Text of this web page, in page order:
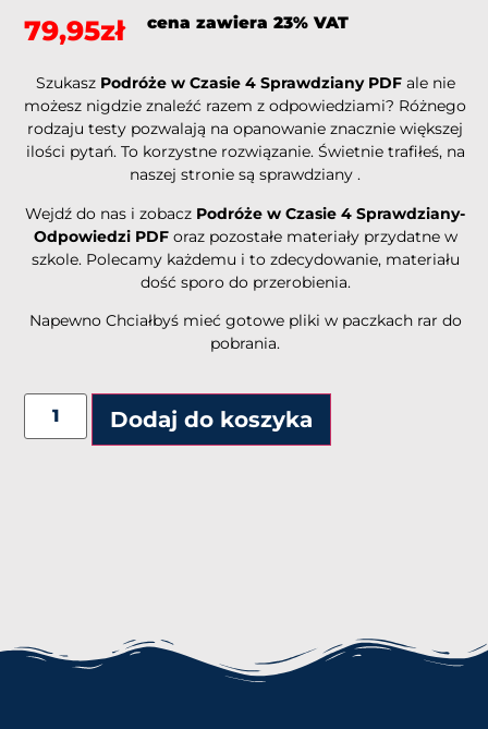
79,95zł cena zawiera 23% VAT
SzukaszPodróże w Czasie 4 Sprawdziany PDFale nie
możesz nigdzie znaleźć razem z odpowiedziami? Różnego
rodzaju testy pozwalają na opanowanie znacznie większej
ilości pytań. To korzystne rozwiązanie. Świetnie trafiłeś, na
naszej stronie są sprawdziany .
Wejdź do nas i zobacz Podróże w Czasie 4 Sprawdziany-
Odpowiedzi PDForaz pozostałe materiały przydatne w
szkole. Polecamy każdemu i to zdecydowanie, materiału
dość sporo do przerobienia.
Napewno Chciałbyś mieć gotowe pliki w paczkach rar do
pobrania.
Dodaj do koszyka